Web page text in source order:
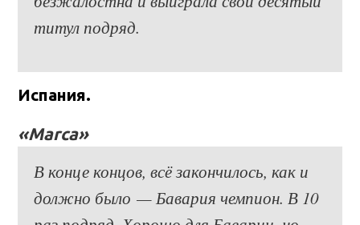
титул подряд.
Испания.
«Marca»
В конце концов, всё закончилось, как и
должно было — Бавария чемпион. В 10